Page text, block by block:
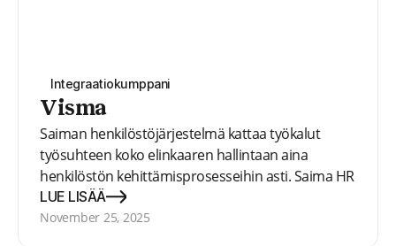
Integraatiokumppani
Visma
Saiman henkilöstöjärjestelmä kattaa työkalut
työsuhteen koko elinkaaren hallintaan aina
henkilöstön kehittämisprosesseihin asti. Saima HR
toimii pilvipalveluna, joten sen toteutus on
helppoa ja nopeaa.
LUE LISÄÄ
November 25, 2025